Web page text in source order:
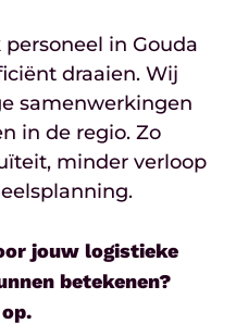
in Gouda
draaien. Wij
samenwerkingen
in de regio. Zo
minder verloop
jouw logistieke
betekenen?